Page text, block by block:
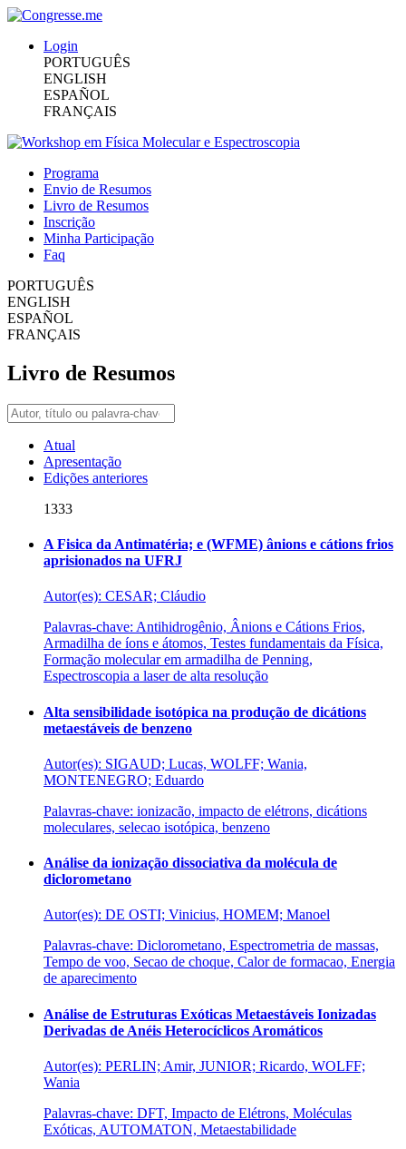
Login
PORTUGUÊS
ENGLISH
ESPAÑOL
FRANÇAIS
Programa
Envio de Resumos
Livro de Resumos
Inscrição
Minha Participação
Faq
PORTUGUÊS
ENGLISH
ESPAÑOL
FRANÇAIS
Livro de Resumos
Atual
Apresentação
Edições anteriores
1333
A Fisica da Antimatéria; e (WFME) ânions e cátions frios
aprisionados na UFRJ
Autor(es): CESAR; Cláudio
Palavras-chave: Antihidrogênio, Ânions e Cátions Frios,
Armadilha de íons e átomos, Testes fundamentais da Física,
Formação molecular em armadilha de Penning,
Espectroscopia a laser de alta resolução
Alta sensibilidade isotópica na produção de dicátions
metaestáveis de benzeno
Autor(es): SIGAUD; Lucas, WOLFF; Wania,
MONTENEGRO; Eduardo
Palavras-chave: ionizacão, impacto de elétrons, dicátions
moleculares, selecao isotópica, benzeno
Análise da ionização dissociativa da molécula de
diclorometano
Autor(es): DE OSTI; Vinicius, HOMEM; Manoel
Palavras-chave: Diclorometano, Espectrometria de massas,
Tempo de voo, Secao de choque, Calor de formacao, Energia
de aparecimento
Análise de Estruturas Exóticas Metaestáveis Ionizadas
Derivadas de Anéis Heterocíclicos Aromáticos
Autor(es): PERLIN; Amir, JUNIOR; Ricardo, WOLFF;
Wania
Palavras-chave: DFT, Impacto de Elétrons, Moléculas
Exóticas, AUTOMATON, Metaestabilidade